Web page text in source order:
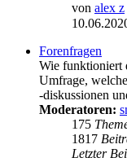
von alex z
Forenfragen
Wie funktioniert
Umfrage,
-diskussionen
Moderatoren:
175
1817
Letzter